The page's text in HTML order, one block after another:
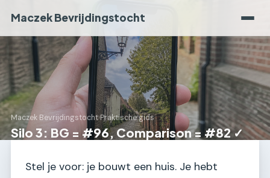
Maczek Bevrijdingstocht
Maczek Bevrijdingstocht›Praktische gids
Silo 3: BG = #96, Comparison = #82 ✓
Stel je voor: je bouwt een huis. Je hebt